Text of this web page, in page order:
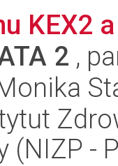
KEX2
2 ,
(NIZP -